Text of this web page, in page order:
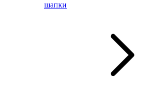
шапки